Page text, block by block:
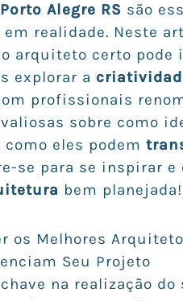
Alegre RS são
realidade. Neste
arquiteto certo pode
explorar a
profissionais
sobre como
como eles podem
se para se inspirar e
bem planejada!
os Melhores
Seu Projeto
na realização do